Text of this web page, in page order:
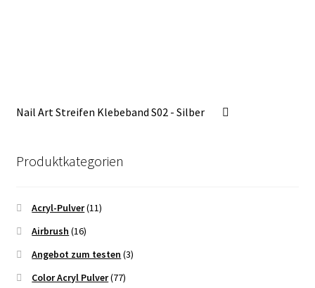
Nail Art Streifen Klebeband S02 - Silber
Produktkategorien
Acryl-Pulver(11)
Airbrush (16)
Angebot zum testen (3)
Color Acryl Pulver(77)